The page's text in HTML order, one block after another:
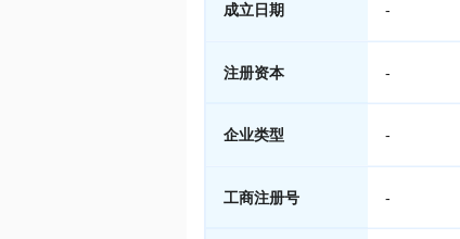
成立日期 -
注册资本 -
企业类型 -
工商注册号 -